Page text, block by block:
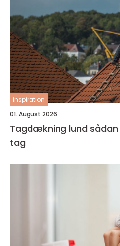
inspiration
01. August 2026
Tagdækning lund sådan får du et holdbart
tag